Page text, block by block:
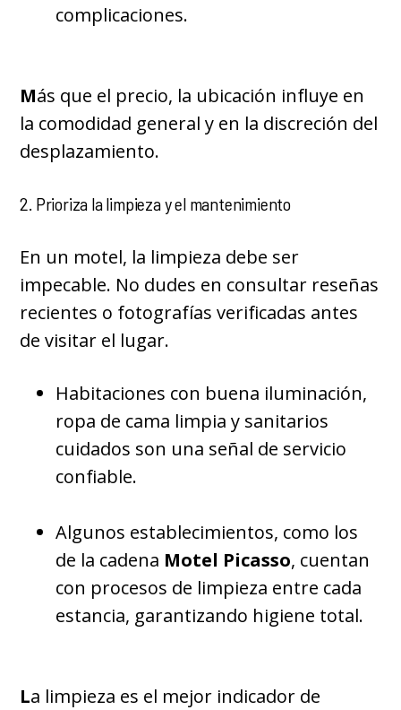
complicaciones.
Más que el precio, la ubicación influye en
la comodidad general y en la discreción del
desplazamiento.
2. Prioriza la limpieza y el mantenimiento
En un motel, la limpieza debe ser
impecable. No dudes en consultar reseñas
recientes o fotografías verificadas antes
de visitar el lugar.
Habitaciones con buena iluminación,
ropa de cama limpia y sanitarios
cuidados son una señal de servicio
confiable.
Algunos establecimientos, como los
de la cadena Motel Picasso, cuentan
con procesos de limpieza entre cada
estancia, garantizando higiene total.
La limpieza es el mejor indicador de